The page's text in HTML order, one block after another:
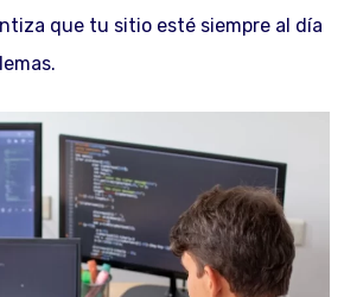
que tu sitio esté siempre al día